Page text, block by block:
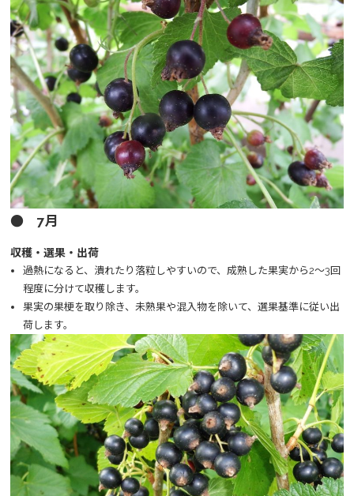
● 7月
収穫・選果・出荷
過熱になると、潰れたり落粒しやすいので、成熟した果実から2～3回
程度に分けて収穫します。
果実の果梗を取り除き、未熟果や混入物を除いて、選果基準に従い出
荷します。